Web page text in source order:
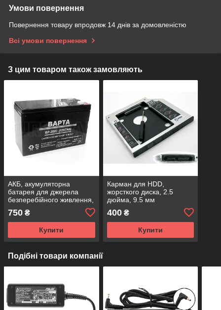
Умови повернення
Повернення товару впродовж 14 днів за домовленістю
Всі умови повернення
З цим товаром також замовляють
АКБ, акумуляторна
батарея для джерела
безперебійного живлення,
АБЖ, АБЖ, 12V 7AH, BP-
1600
750 ₴
Купити
Карман для HDD,
жорсткого диска, 2.5
дюйма, 9.5 мм
400₴
Купити
Подібні товари компанії